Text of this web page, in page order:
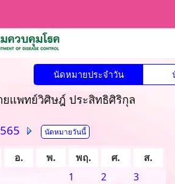
นัดหมายประจำวัน
ยแพทย์วิศิษฎ์ ประสิทธิศิริกุล
นัดหมายวันนี้
อ. พ. พฤ. ศ.
ส.
1
2
3